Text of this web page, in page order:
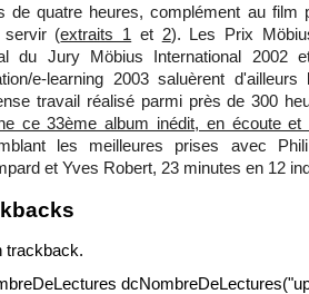
de quatre heures, complément au film
servir (extraits 1 et 2). Les Prix
du Jury Möbius International 2002
e-learning 2003 saluèrent d'ailleurs
travail réalisé parmi près de 300
ce 33ème album inédit, en écoute et
les meilleures prises avec
et Yves Robert, 23 minutes en 12
trackback.